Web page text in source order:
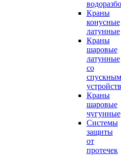
Краны
конусные
латунные
Краны
шаровые
латунные
со
спускным
Краны
шаровые
чугунные
Системы
защиты
от
протечек